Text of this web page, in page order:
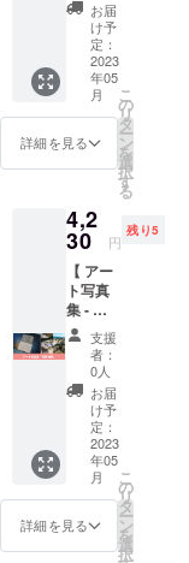
す！ 〈
内容 〉
・お礼
のメッ
セージ
・会場
配信イ
ベント
イベン
トにつ
いて 〉
・テー
マ：こ
れまで
のクラ
ウド
ファン
ディン
グサ
ポート
・ゲス
ト：調
整中
の起案
者が登
「Pacifi
Coffee
」の久
保はる
るさん
をゲス
トにお
ら数日
で目標
金額を
達成さ
れた起
案経験
者の生
の声を
聞く
チャン
スで
す！ こ
れから
クラ
ファン
検討し
ている
いる未
来創造
部。 そ
の代表
取締役
社長と
して活
動する
を2冊
セット
でお届
けしま
す！ 環
境問題
を考え
る活動
に興味
がある
方はぜ
ひ読ん
でみて
くださ
い！ 〈
内容 〉
・書籍
ボリ
ターン //
過去に
担当し
た起案
者
『SWIT
CHme
』との
リター
ンで
す。 香
りでこ
ころと
頭のス
イッチ
をオフ
にする
アロマ
ミスト
「ディ
ープレ
ストミ
スト
(30ml）
」をお
お届
け予
定：
2023
年05
月
詳細を見る
こ
の
リ
タ
ー
ン
を
選
択
す
る
4,2
30 円
残り5
【 アー
ト写真
集 - 志
原海岸
】\\ コラ
ボリ
ターン //
過去に
担当し
た起案
者・和
歌山県
串本町
の
『OUT
支援
者：
0人
お届
け予
定：
2023
年05
月
詳細を見る
こ
の
リ
タ
ー
ン
を
選
択